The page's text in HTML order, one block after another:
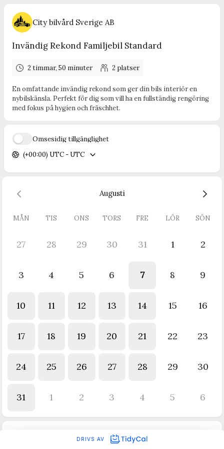
City bilvård Sverige AB
Invändig Rekond Familjebil Standard
2 timmar, 50 minuter 2 platser
En omfattande invändig rekond som ger din bils interiör en
nybilskänsla. Perfekt för dig som vill ha en fullständig rengöring
med fokus på hygien och fräschhet.
Ömsesidig tillgänglighet
(+00:00) UTC - UTC
Augusti
MÅN TIS ONS TORS FRE LÖR SÖN
27 28 29 30 31 1 2
3 4 5 6 7 8 9
10 11 12 13 14 15 16
17 18 19 20 21 22 23
24 25 26 27 28 29 30
31 1 2 3 4 5 6
DRIVS AV